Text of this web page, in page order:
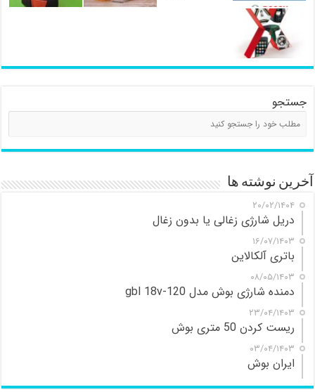
جستجو
آخرین نوشته ها
۲۰/۰۲/۱۴۰۴
دریل شارژی زغالی یا بدون زغال
۱۶/۰۷/۱۴۰۳
باتری آلکالاین
۰۸/۰۵/۱۴۰۳
دمنده شارژی بوش مدل gbl 18v-120
۲۳/۰۴/۱۴۰۳
ریست کردن 50 متری بوش
۰۳/۰۴/۱۴۰۳
ایران بوش